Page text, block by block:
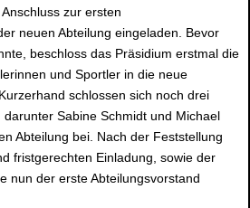
zur ersten
neuen Abteilung eingeladen. Bevor
beschloss das Präsidium erstmal die
und Sportler in die neue
schlossen sich noch drei
Sabine Schmidt und Michael
Abteilung bei. Nach der Feststellung
fristgerechten Einladung, sowie der
nun der erste Abteilungsvorstand